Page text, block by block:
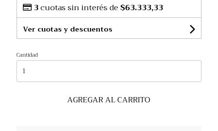
3cuotas sin interés de $63.333,33
Ver cuotas y descuentos
Cantidad
AGREGAR AL CARRITO